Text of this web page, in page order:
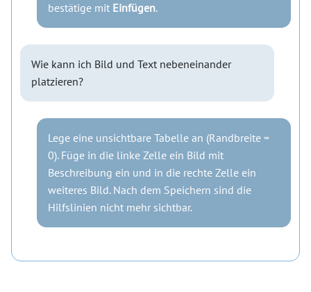
bestätige mit Einfügen.
Wie kann ich Bild und Text nebeneinander
platzieren?
Lege eine unsichtbare Tabelle an (Randbreite =
0). Füge in die linke Zelle ein Bild mit
Beschreibung ein und in die rechte Zelle ein
weiteres Bild. Nach dem Speichern sind die
Hilfslinien nicht mehr sichtbar.